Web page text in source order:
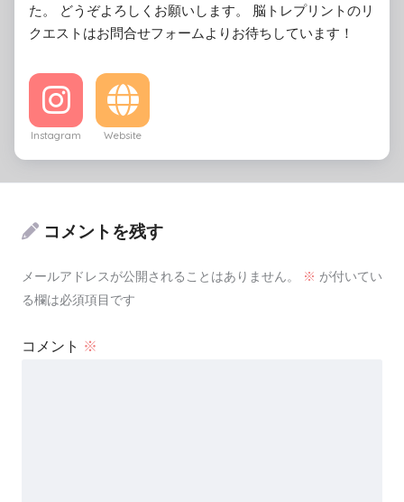
た。 どうぞよろしくお願いします。 脳トレプリントのリ
クエストはお問合せフォームよりお待ちしています！
Instagram Website
コメントを残す
メールアドレスが公開されることはありません。 ※ が付いてい
る欄は必須項目です
コメント ※